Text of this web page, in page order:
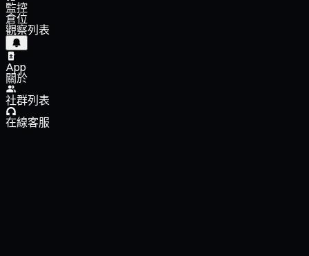
監控
倉位
觀察列表
App
關於
社群列表
在線客服